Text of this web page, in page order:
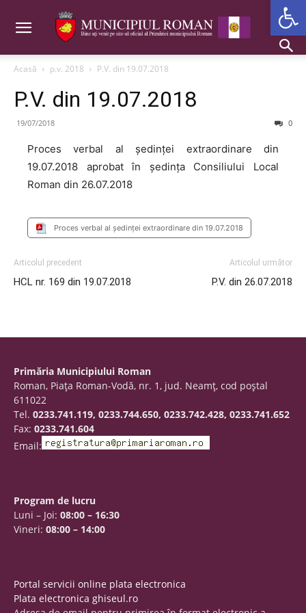
Acasă p.v. 2018 P.V. din 19.07.2018
P.V. din 19.07.2018
19/07/2018 0
Proces verbal al ședinței extraordinare din
19.07.2018 aprobat în ședința Consiliului Local
Roman din 26.07.2018
Proces verbal al ședinței extraordinare din 19.07.2018
Articolul precedent
HCL nr. 169 din 19.07.2018
Articolul următor
P.V. din 26.07.2018
Primăria Municipiului Roman
Roman, Piaţa Roman-Vodă, nr. 1, jud. Neamţ, cod poştal
611022
Tel. 0233.741.119, 0233.744.650, 0233.742.428, 0233.741.652
Fax: 0233.741.604
Email:
Program de lucru
Luni – Joi: 08:00 – 16:30
Vineri: 08:00 – 14:00
Portal servicii online plata electronica
Plata electronica ghiseul.ro